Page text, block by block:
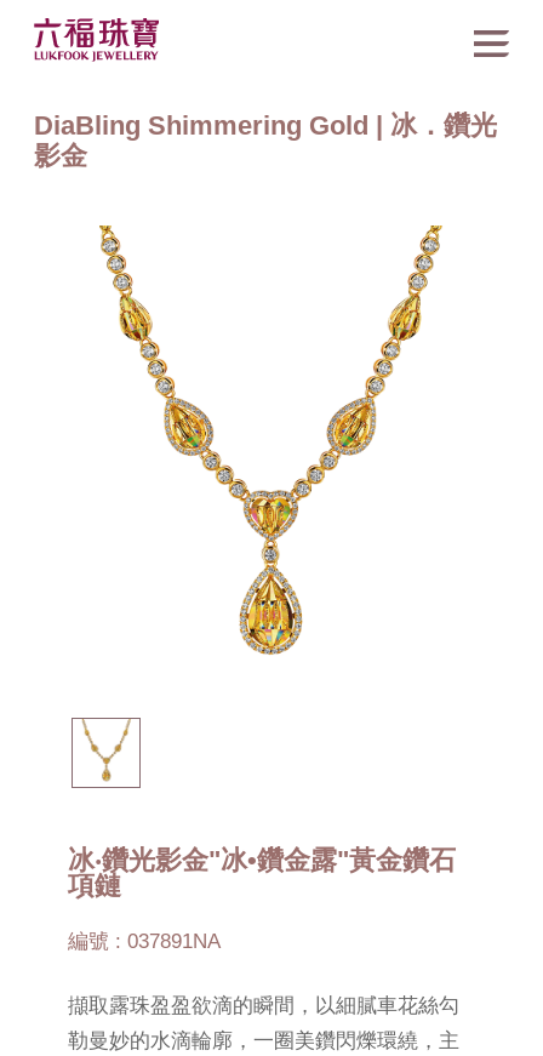
DiaBling Shimmering Gold | 冰．鑽光
影金
冰‧鑽光影金"冰•鑽金露"黃金鑽石
項鏈
編號 : 037891NA
擷取露珠盈盈欲滴的瞬間，以細膩車花絲勾
勒曼妙的水滴輪廓，一圈美鑽閃爍環繞，主